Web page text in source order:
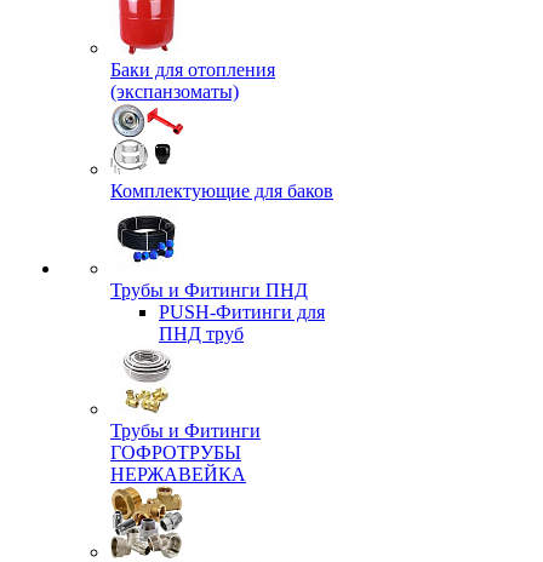
Баки для отопления
(экспанзоматы)
Комплектующие для баков
Трубы и Фитинги ПНД
PUSH-Фитинги для
ПНД труб
Трубы и Фитинги
ГОФРОТРУБЫ
НЕРЖАВЕЙКА